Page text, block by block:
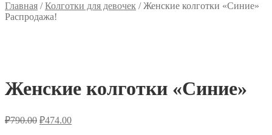
Главная /Колготки для девочек /Женские колготки «Синие»
Распродажа!
Женские колготки «Синие»
₽790.00 ₽474.00